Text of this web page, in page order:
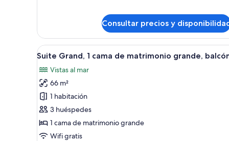
Bed
1
Bedroom
Residence
King
Bed
Consultar precios y
Abrir
todas
las
fotos
de
Suite
Grand,
1
Habitación de hotel con una
10
Suite Grand, 1 cama de matrimonio grande,
Vistas al mar
66 m²
1 habitación
3 huéspedes
1 cama de matrimonio grande
Wifi gratis